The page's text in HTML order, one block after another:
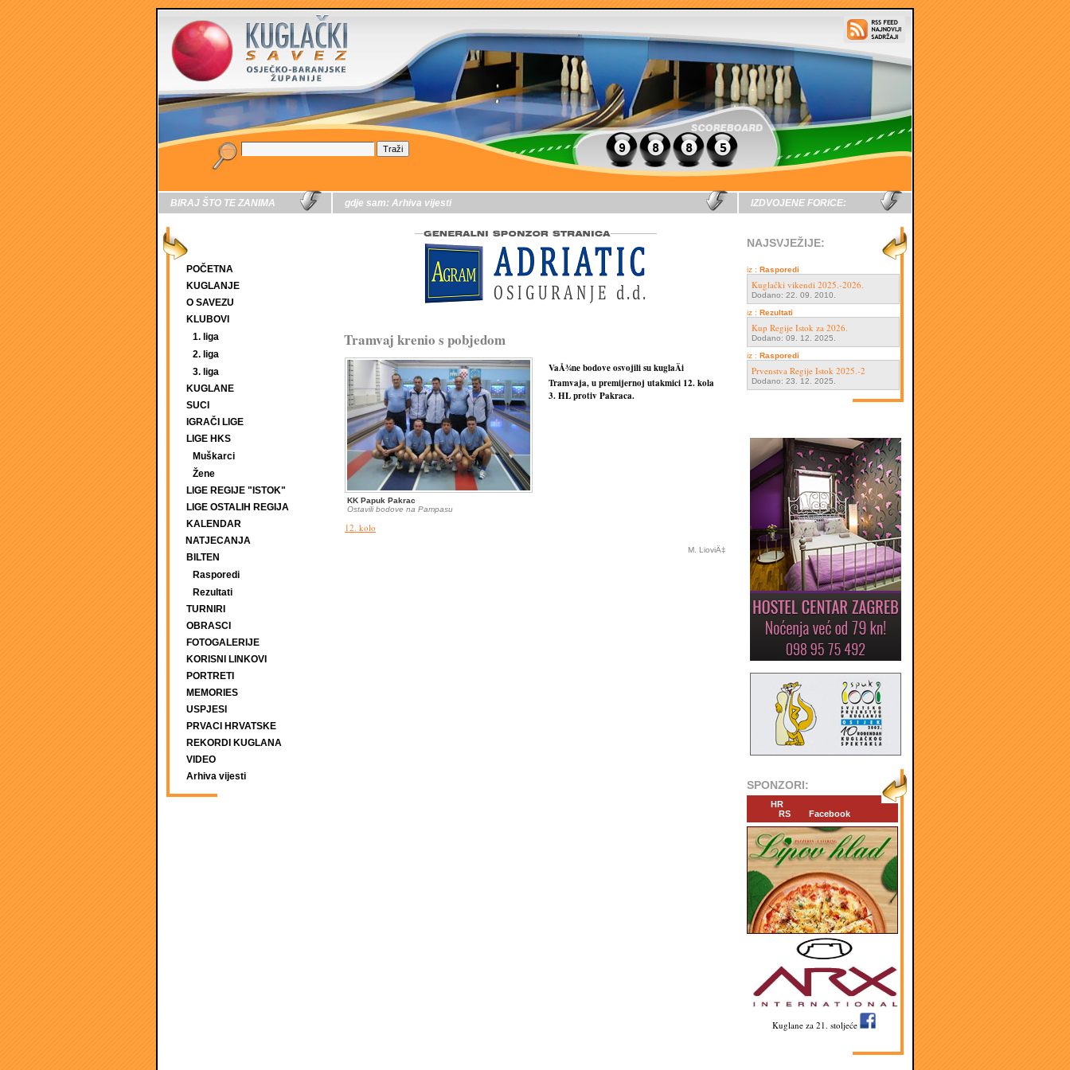
BIRAJ ŠTO TE ZANIMA
POČETNA
KUGLANJE
O SAVEZU
KLUBOVI
1. liga
2. liga
3. liga
KUGLANE
SUCI
IGRAČI LIGE
LIGE HKS
Muškarci
Žene
LIGE REGIJE "ISTOK"
LIGE OSTALIH REGIJA
KALENDAR
NATJECANJA
BILTEN
Rasporedi
Rezultati
TURNIRI
OBRASCI
FOTOGALERIJE
KORISNI LINKOVI
PORTRETI
MEMORIES
USPJESI
PRVACI HRVATSKE
REKORDI KUGLANA
VIDEO
Arhiva vijesti
gdje sam: Arhiva vijesti
Tramvaj krenio s pobjedom
KK Papuk Pakrac
Ostavili bodove na Pampasu
VaÅ¾ne bodove osvojili su kuglaÄi
Tramvaja, u premijernoj utakmici 12. kola
3. HL protiv Pakraca.
12. kolo
M. LioviÄ‡
IZDVOJENE FORICE:
NAJSVJEŽIJE:
iz : Rasporedi
Kuglački vikendi 2025.-2026.
Dodano: 22. 09. 2010.
iz : Rezultati
Kup Regije Istok za 2026.
Dodano: 09. 12. 2025.
iz : Rasporedi
Prvenstva Regije Istok 2025.-2
Dodano: 23. 12. 2025.
SPONZORI:
HR
RS
Facebook
Kuglane za 21. stoljeće